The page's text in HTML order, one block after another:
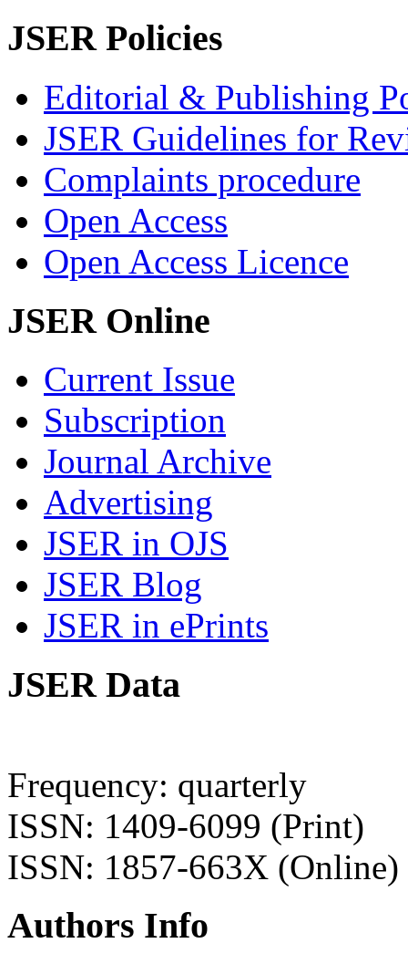
JSER Policies
Editorial & Publishing
JSER Guidelines for
Complaints procedure
Open Access
Open Access Licence
JSER Online
Current Issue
Subscription
Journal Archive
Advertising
JSER in OJS
JSER Blog
JSER in ePrints
JSER Data
Frequency: quarterly
ISSN: 1409-6099 (Print)
ISSN: 1857-663X (Online)
Authors Info